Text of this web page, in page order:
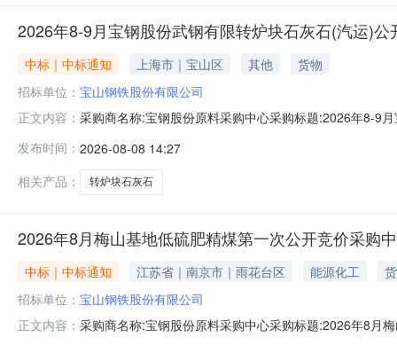
2026年8-9月宝钢股份武钢有限转炉块石灰石(汽运)
中标｜中标通知 上海市｜宝山区 其他
货物
招标单位： 宝山钢铁股份有限公司
正文内容： 采购商名称:宝钢股份原料采购中心采购标题:2026年8-9
发布时间： 2026-08-08 14:27
相关产品：
转炉块石灰石
2026年8月梅山基地低硫肥精煤第一次公开竞价采购
中标｜中标通知 江苏省｜南京市｜雨花台区 能源化工
招标单位： 宝山钢铁股份有限公司
正文内容： 采购商名称:宝钢股份原料采购中心采购标题:2026年8月